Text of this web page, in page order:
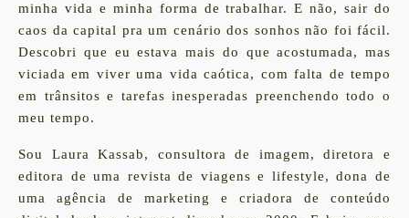
minha vida e minha forma de trabalhar. E não, sair do
caos da capital pra um cenário dos sonhos não foi fácil.
Descobri que eu estava mais do que acostumada, mas
viciada em viver uma vida caótica, com falta de tempo
em trânsitos e tarefas inesperadas preenchendo todo o
meu tempo.
Sou Laura Kassab, consultora de imagem, diretora e
editora de uma revista de viagens e lifestyle, dona de
uma agência de marketing e criadora de conteúdo